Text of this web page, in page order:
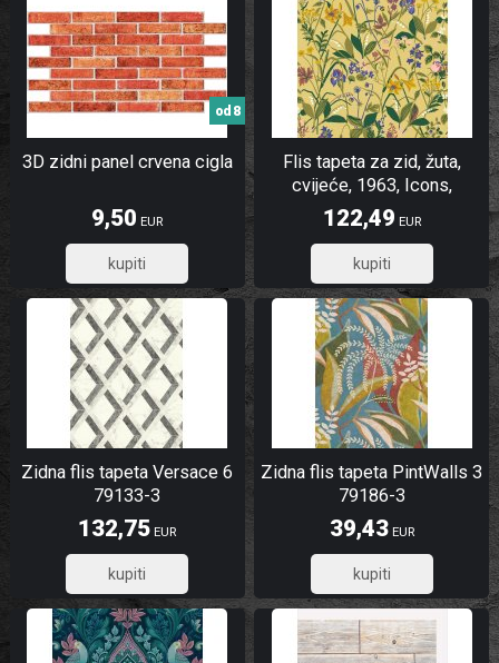
3D zidni panel crvena cigla
od 8
9,50 EUR
7,60
Flis tapeta za zid, žuta,
cvijeće, 1963, Icons,
Borastapeter | Ljepilo Gratis
122,49 EUR
97,99
Zidna flis tapeta Versace 6
79133-3
132,75 EUR
106,20
Zidna flis tapeta PintWalls 3
79186-3
39,43EUR
31,54